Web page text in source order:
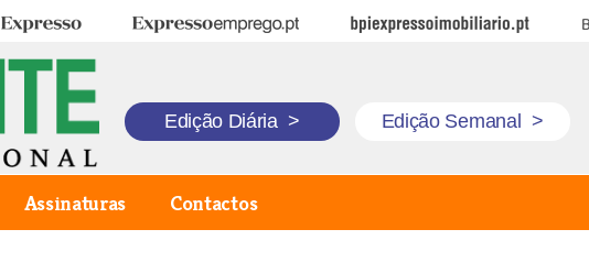
Expresso Expresso Emprego BPI Expresso Imobiliário
Edição Diária > Edição Semanal >
Assinaturas Contactos